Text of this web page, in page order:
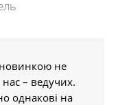
не
нас – ведучих.
однакові на